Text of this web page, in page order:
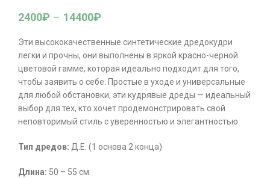
2400₽ – 14400₽
Эти высококачественные синтетические дредокудри
легки и прочны, они выполнены в яркой красно-черной
цветовой гамме, которая идеально подходит для того,
чтобы заявить о себе. Простые в уходе и универсальные
для любой обстановки, эти кудрявые дреды — идеальный
выбор для тех, кто хочет продемонстрировать свой
неповторимый стиль с уверенностью и элегантностью.
Тип дредов: Д.Е. (1 основа 2 конца)
Длина: 50 – 55 см.